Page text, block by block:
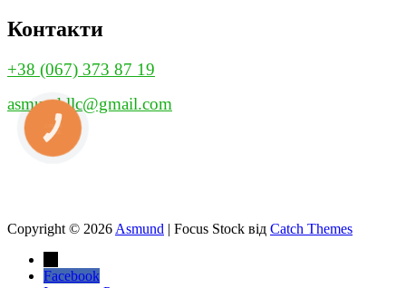
Контакти
+38 (067) 373 87 19
asmund.llc@gmail.com
Copyright © 2026 Asmund | Focus Stock від Catch Themes
Facebook
КНОПКА
ЗВ'ЯЗКУ